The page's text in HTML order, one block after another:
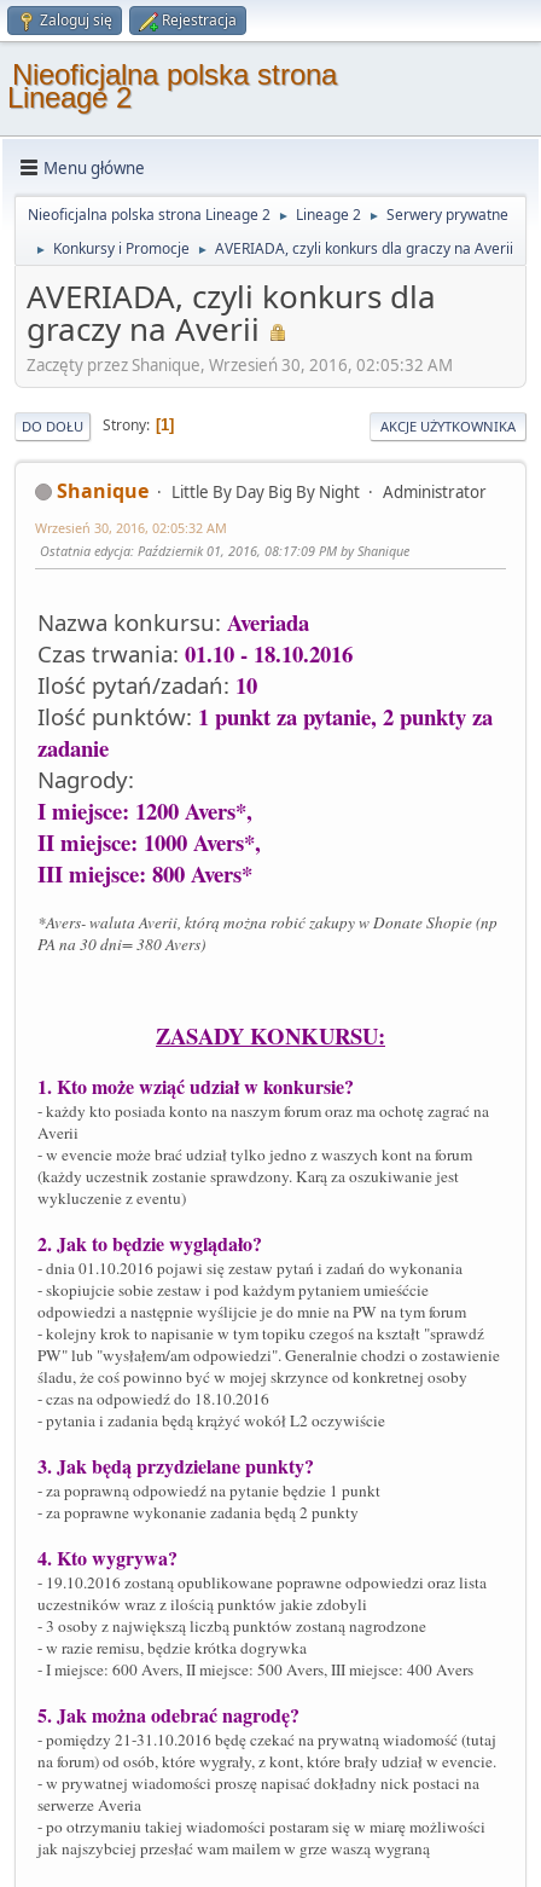
Zaloguj się Rejestracja
Nieoficjalna polska strona
Lineage 2
Menu główne
Nieoficjalna polska strona Lineage 2 ► Lineage 2 ► Serwery prywatne
► Konkursy i Promocje ► AVERIADA, czyli konkurs dla graczy na Averii
AVERIADA, czyli konkurs dla
graczy na Averii
Zaczęty przez Shanique, Wrzesień 30, 2016, 02:05:32 AM
DO DOŁU Strony 1 AKCJE UŻYTKOWNIKA
Shanique Little By Day Big By Night Administrator
Wrzesień 30, 2016, 02:05:32 AM
Ostatnia edycja: Październik 01, 2016, 08:17:09 PM by Shanique
Nazwa konkursu: Averiada
Czas trwania: 01.10 - 18.10.2016
Ilość pytań/zadań: 10
Ilość punktów: 1 punkt za pytanie, 2 punkty za
zadanie
Nagrody:
I miejsce: 1200 Avers*,
II miejsce: 1000 Avers*,
III miejsce: 800 Avers*
*Avers- waluta Averii, którą można robić zakupy w Donate Shopie (np
PA na 30 dni= 380 Avers)
ZASADY KONKURSU:
1. Kto może wziąć udział w konkursie?
- każdy kto posiada konto na naszym forum oraz ma ochotę zagrać na
Averii
- w evencie może brać udział tylko jedno z waszych kont na forum
(każdy uczestnik zostanie sprawdzony. Karą za oszukiwanie jest
wykluczenie z eventu)
2. Jak to będzie wyglądało?
- dnia 01.10.2016 pojawi się zestaw pytań i zadań do wykonania
- skopiujcie sobie zestaw i pod każdym pytaniem umieśćcie
odpowiedzi a następnie wyślijcie je do mnie na PW na tym forum
- kolejny krok to napisanie w tym topiku czegoś na kształt "sprawdź
PW" lub "wysłałem/am odpowiedzi". Generalnie chodzi o zostawienie
śladu, że coś powinno być w mojej skrzynce od konkretnej osoby
- czas na odpowiedź do 18.10.2016
- pytania i zadania będą krążyć wokół L2 oczywiście
3. Jak będą przydzielane punkty?
- za poprawną odpowiedź na pytanie będzie 1 punkt
- za poprawne wykonanie zadania będą 2 punkty
4. Kto wygrywa?
- 19.10.2016 zostaną opublikowane poprawne odpowiedzi oraz lista
uczestników wraz z ilością punktów jakie zdobyli
- 3 osoby z największą liczbą punktów zostaną nagrodzone
- w razie remisu, będzie krótka dogrywka
- I miejsce: 600 Avers, II miejsce: 500 Avers, III miejsce: 400 Avers
5. Jak można odebrać nagrodę?
- pomiędzy 21-31.10.2016 będę czekać na prywatną wiadomość (tutaj
na forum) od osób, które wygrały, z kont, które brały udział w evencie.
- w prywatnej wiadomości proszę napisać dokładny nick postaci na
serwerze Averia
- po otrzymaniu takiej wiadomości postaram się w miarę możliwości
jak najszybciej przesłać wam mailem w grze waszą wygraną